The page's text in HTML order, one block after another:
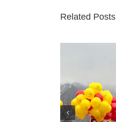
Related Posts